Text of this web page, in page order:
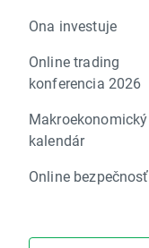
Ona investuje
Online trading
konferencia 2026
Makroekonomický
kalendár
Online bezpečnosť